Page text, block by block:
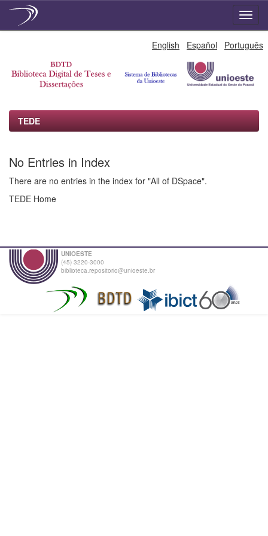
English Español Português
TEDE
No Entries in Index
There are no entries in the index for "All of DSpace".
TEDE Home
UNIOESTE
(45) 3220-3000
biblioteca.repositorio@unioeste.br